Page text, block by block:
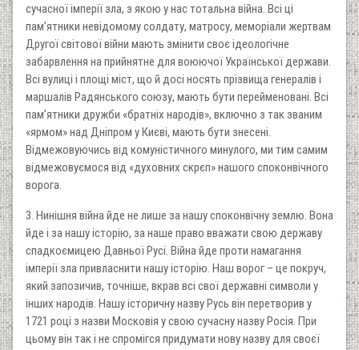
сучасної імперії зла, з якою у нас тотальна війна. Всі ці
пам’ятники невідомому солдату, матросу, меморіали жертвам
Другої світової війни мають змінити своє ідеологічне
забарвлення на прийнятне для воюючої Української держави.
Всі вулиці і площі міст, що й досі носять прізвища генералів і
маршалів Радянського союзу, мають бути перейменовані. Всі
пам’ятники дружби «братніх народів», включно з так званим
«ярмом» над Дніпром у Києві, мають бути знесені.
Відмежовуючись від комуністичного минулого, ми тим самим
відмежовуємося від «духовних скрєп» нашого споконвічного
ворога.
3. Нинішня війна йде не лише за нашу споконвічну землю. Вона
йде і за нашу історію, за наше право вважати свою державу
спадкоємицею Давньої Русі. Війна йде проти намагання
імперії зла привласнити нашу історію. Наш ворог – це покруч,
який запозичив, точніше, вкрав всі свої державні символи у
інших народів. Нашу історичну назву Русь він перетворив у
1721 році з назви Московія у свою сучасну назву Росія. При
цьому він так і не спромігся придумати нову назву для своєї